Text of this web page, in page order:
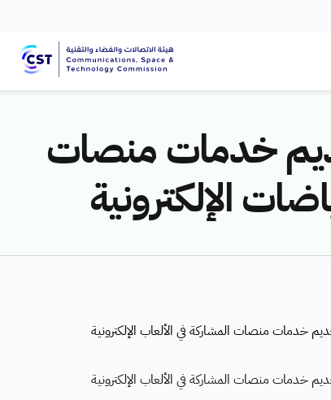
خدمات منصات
الإلكترونية
خدمات منصات المشاركة في الألعاب الإلكترونية
خدمات منصات المشاركة في الألعاب الإلكترونية